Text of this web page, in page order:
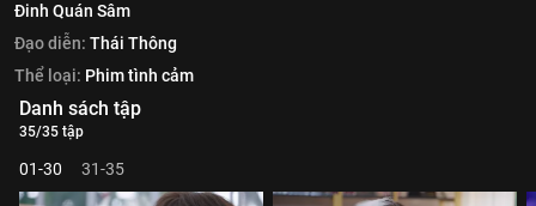
Đinh Quán Sâm
Đạo diễn: Thái Thông
Thể loại: Phim tình cảm
Danh sách tập
35/35 tập
01-30 31-35